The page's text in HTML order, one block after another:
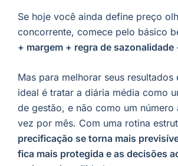
Se hoje você ainda define preço
concorrente, comece pelo básico
+ margem + regra de sazonalidade
Mas para melhorar seus resultados
ideal é tratar a diária média como
de gestão, e não como um número
vez por mês. Com uma rotina
precificação se torna mais
fica mais protegida e as decisões